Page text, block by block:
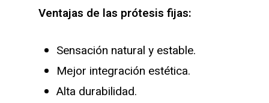
Ventajas de las prótesis fijas:
Sensación natural y estable.
Mejor integración estética.
Alta durabilidad.